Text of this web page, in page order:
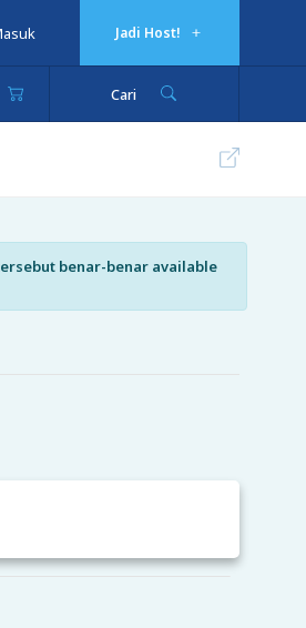
Jadi Host!
Cari
benar-benar available